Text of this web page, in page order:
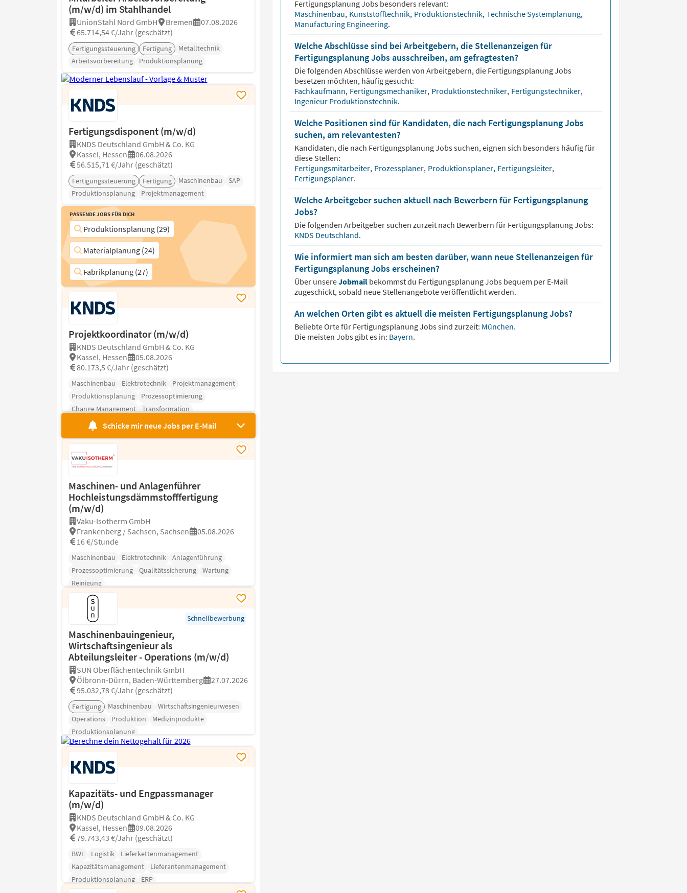
(m/w/d) im Stahlhandel
UnionStahl Nord GmbH Bremen
07.08.2026
65.714,54 €/Jahr (geschätzt)
Fertigungssteuerung Fertigung
Metalltechnik
Arbeitsvorbereitung
Produktionsplanung
Fertigungsdisponent (m/w/d)
KNDS Deutschland GmbH & Co. KG
Kassel, Hessen
06.08.2026
56.515,71 €/Jahr (geschätzt)
Fertigungssteuerung Fertigung Maschinenbau
SAP
Produktionsplanung
Projektmanagement
Passende Jobs für Dich
Produktionsplanung (29)
Materialplanung (24)
Fabrikplanung (27)
Projektkoordinator (m/w/d)
KNDS Deutschland GmbH & Co. KG
Kassel, Hessen
05.08.2026
80.173,5 €/Jahr (geschätzt)
Maschinenbau Elektrotechnik
Projektmanagement
Produktionsplanung
Prozessoptimierung
Change Management
Transformation
Schicke mir neue Jobs per E-Mail
Maschinen- und Anlagenführer
Hochleistungsdämmstofffertigung
(m/w/d)
Vaku-Isotherm GmbH
Frankenberg / Sachsen, Sachsen
05.08.2026
16 €/Stunde
Maschinenbau Elektrotechnik
Anlagenführung
Prozessoptimierung
Qualitätssicherung
Wartung
Reinigung
Schnellbewerbung
Maschinenbauingenieur,
Wirtschaftsingenieur als
Abteilungsleiter - Operations (m/w/d)
SUN Oberflächentechnik GmbH
Ölbronn-Dürrn, Baden-Württemberg
27.07.2026
95.032,78 €/Jahr (geschätzt)
Fertigung Maschinenbau
Wirtschaftsingenieurwesen
Operations
Produktion
Medizinprodukte
Produktionsplanung
Kapazitäts- und Engpassmanager
(m/w/d)
KNDS Deutschland GmbH & Co. KG
Kassel, Hessen
09.08.2026
79.743,43 €/Jahr (geschätzt)
BWL Logistik
Lieferkettenmanagement
Kapazitätsmanagement
Lieferantenmanagement
Produktionsplanung
ERP
FertigungsplanungJobs besonders relevant:
Maschinenbau, Kunststofftechnik, Produktionstechnik, Technische Systemplanung,
Manufacturing Engineering.
Welche Abschlüsse sind bei Arbeitgebern, die Stellenanzeigen für
Fertigungsplanung Jobs ausschreiben, am gefragtesten?
Die folgenden Abschlüsse werden von Arbeitgebern, die FertigungsplanungJobs
besetzen möchten, häufig gesucht:
Fachkaufmann, Fertigungsmechaniker, Produktionstechniker, Fertigungstechniker,
Ingenieur Produktionstechnik.
Welche Positionen sind für Kandidaten, die nach Fertigungsplanung Jobs
suchen, am relevantesten?
Kandidaten, die nach FertigungsplanungJobs suchen, eignen sich besonders häufig für
diese Stellen:
Fertigungsmitarbeiter, Prozessplaner, Produktionsplaner, Fertigungsleiter,
Fertigungsplaner.
Welche Arbeitgeber suchen aktuell nach Bewerbern für Fertigungsplanung
Jobs?
Die folgenden Arbeitgeber suchen zurzeit nach Bewerbern für FertigungsplanungJobs:
KNDS Deutschland.
Wie informiert man sich am besten darüber, wann neue Stellenanzeigen für
Fertigungsplanung Jobs erscheinen?
Über unsereJobmail bekommst du FertigungsplanungJobs bequem per E-Mail
zugeschickt, sobald neue Stellenangebote veröffentlicht werden.
An welchen Orten gibt es aktuell die meisten Fertigungsplanung Jobs?
Beliebte Orte für FertigungsplanungJobs sind zurzeit: München.
Die meisten Jobs gibt es in: Bayern.